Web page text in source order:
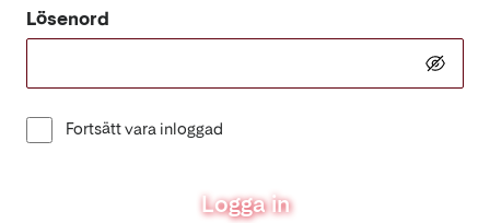
Lösenord
Fortsätt vara inloggad
Logga in